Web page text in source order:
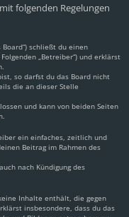
folgenden Regelungen
schließt du einen
„Betreiber“) und erklärst
so darfst du das Board nicht
die an dieser Stelle
und kann von beiden Seiten
ein einfaches, zeitlich und
Beitrag im Rahmen des
nach Kündigung des
Inhalte enthält, die gegen
insbesondere, dass du das